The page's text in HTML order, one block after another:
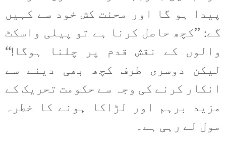
پیدا ہو گا اور محنت کش خود سے کہیں
گے: ’’کچھ حاصل کرنا ہے تو پیلی واسکٹ
والوں کے نقش قدم پر چلنا ہوگا!‘‘
لیکن دوسری طرف کچھ بھی دینے سے
انکار کرنے کی وجہ سے حکومت تحریک کے
مزید برہم اور لڑاکا ہونے کا خطرہ
مول لے رہی ہے۔